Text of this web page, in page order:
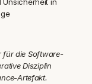
für die Software-
Disziplin
Artefakt.